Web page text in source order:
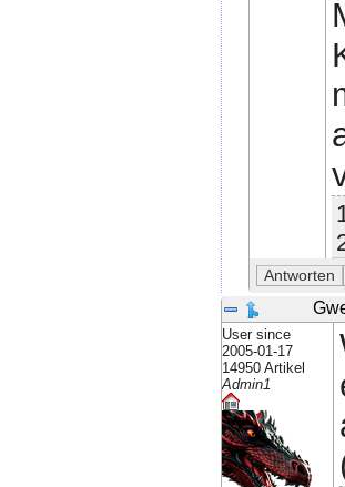
User since
2005-01-17
14950 Artikel
Admin1